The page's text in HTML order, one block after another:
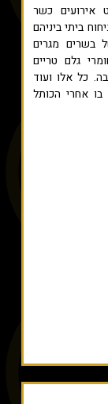
תפריט אירועים כשר
ביתי ביניהם
בשרים מגרים
גלם טריים
כל אלו ועוד
אחרי הכותל